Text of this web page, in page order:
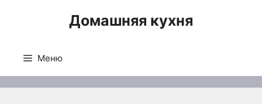
Домашняя кухня
Меню